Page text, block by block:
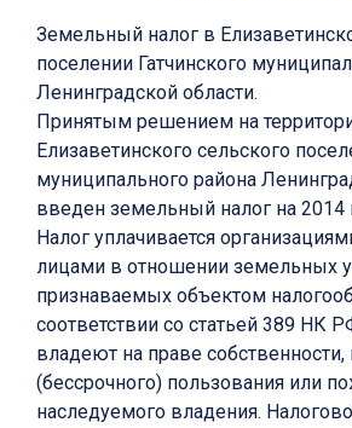
Земельный налог в
поселении Гатчинского
Ленинградской области.
Принятым решением на
Елизаветинского сельского
муниципального района
введен земельный налог на 2014
Налог уплачивается
лицами в отношении земельных
признаваемых объектом
соответствии со статьей 389 НК
владеют на праве собственности,
(бессрочного) пользования или
наследуемого владения.